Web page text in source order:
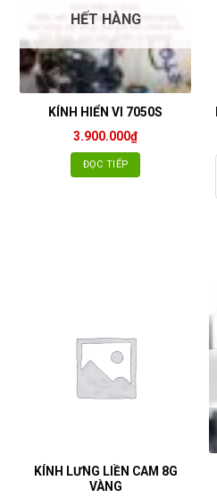
HẾT HÀNG
KÍNH HIỂN VI 7050S
3.900.000₫
ĐỌC TIẾP
KÍNH LƯNG LIỀN CAM 8G
VÀNG